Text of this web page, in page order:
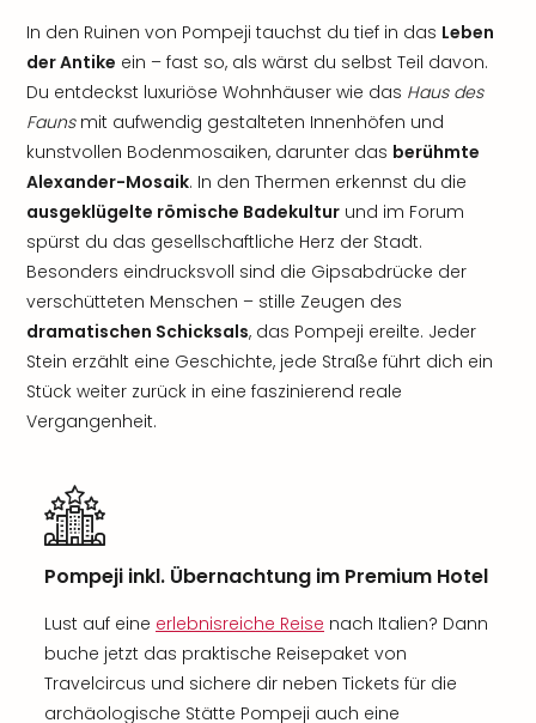
In den Ruinen von Pompeji tauchst du tief in das Leben
der Antike ein – fast so, als wärst du selbst Teil davon.
Du entdeckst luxuriöse Wohnhäuser wie das Haus des
Faunsmit aufwendig gestalteten Innenhöfen und
kunstvollen Bodenmosaiken, darunter das berühmte
Alexander-Mosaik. In den Thermen erkennst du die
ausgeklügelte römische Badekultur und im Forum
spürst du das gesellschaftliche Herz der Stadt.
Besonders eindrucksvoll sind die Gipsabdrücke der
verschütteten Menschen – stille Zeugen des
dramatischen Schicksals, das Pompeji ereilte. Jeder
Stein erzählt eine Geschichte, jede Straße führt dich ein
Stück weiter zurück in eine faszinierend reale
Vergangenheit.
Pompeji inkl. Übernachtung im Premium Hotel
Lust auf eine erlebnisreiche Reise nach Italien? Dann
buche jetzt das praktische Reisepaket von
Travelcircus und sichere dir neben Tickets für die
archäologische Stätte Pompeji auch eine